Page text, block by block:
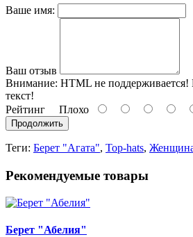
Ваше имя:
Ваш отзыв
Внимание: HTML не
текст!
Рейтинг Плохо
Продолжить
Теги: Берет "Агата", Top-hats,
Рекомендуемые товары
Берет "Абелия"